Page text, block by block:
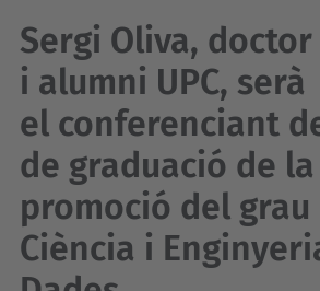
Sergi Oliva, doctor
i alumni UPC, serà
el conferenciant
de graduació de la
promoció del grau
Ciència i